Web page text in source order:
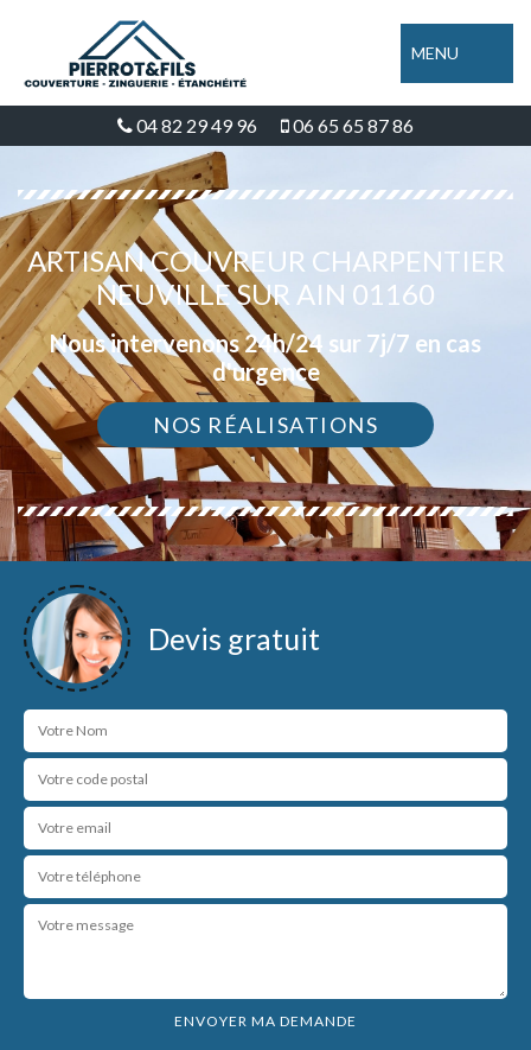
MENU
04 82 29 49 96 06 65 65 87 86
ARTISAN COUVREUR CHARPENTIER
NEUVILLE SUR AIN 01160
Nous intervenons 24h/24 sur 7j/7 en cas
d'urgence
NOS RÉALISATIONS
Devis gratuit